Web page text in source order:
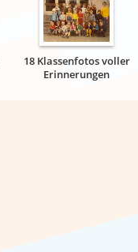
18 Klassenfotos voller
Erinnerungen